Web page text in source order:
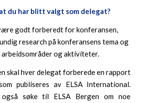
du har blitt valgt som delegat?
godt forberedt for konferansen,
research på konferansens tema og
og aktiviteter.
skal hver delegat forberede en rapport
publiseres av ELSA International.
også søke til ELSA Bergen om noe